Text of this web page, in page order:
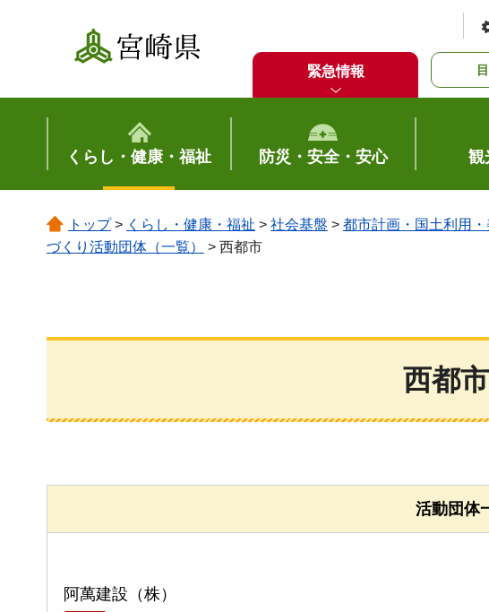
宮崎県
緊急情報
くらし・健康・福祉 防災・安全・安心 観
トップ> くらし・健康・福祉 > 社会基盤 > 都市計画・国土利用
づくり活動団体（一覧）
> 西都市
西都市
活動団体
阿萬建設（株）